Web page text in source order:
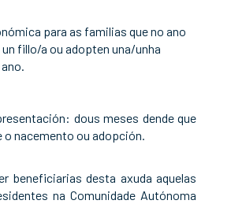
para as familias que no ano
un fillo/a ou adopten una/unha
dous meses dende que
o nacemento ou adopción.
beneficiarias desta axuda aquelas
na Comunidade Autónoma